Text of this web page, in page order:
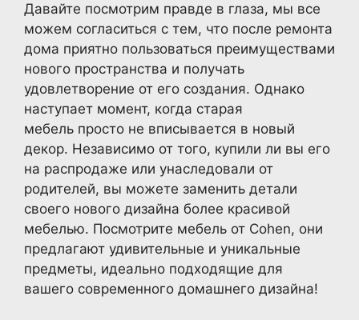
Давайте посмотрим правде в глаза, мы все
можем согласиться с тем, что после ремонта
дома приятно пользоваться преимуществами
нового пространства и получать
удовлетворение от его создания. Однако
наступает момент, когда старая
мебель просто не вписывается в новый
декор. Независимо от того, купили ли вы его
на распродаже или унаследовали от
родителей, вы можете заменить детали
своего нового дизайна более красивой
мебелью. Посмотрите мебель от Cohen, они
предлагают удивительные и уникальные
предметы, идеально подходящие для
вашего современного домашнего дизайна!